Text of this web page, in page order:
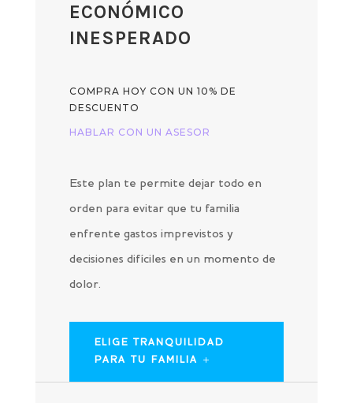
ECONÓMICO
INESPERADO
COMPRA HOY CON UN 10% DE
DESCUENTO
HABLAR CON UN ASESOR
Este plan te permite dejar todo en
orden para evitar que tu familia
enfrente gastos imprevistos y
decisiones difíciles en un momento de
dolor.
ELIGE TRANQUILIDAD
PARA TU FAMILIA